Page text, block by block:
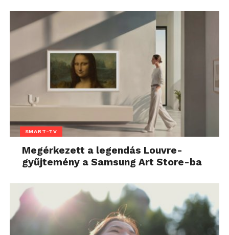
SMART-TV
Megérkezett a legendás Louvre-
gyűjtemény a Samsung Art Store-ba